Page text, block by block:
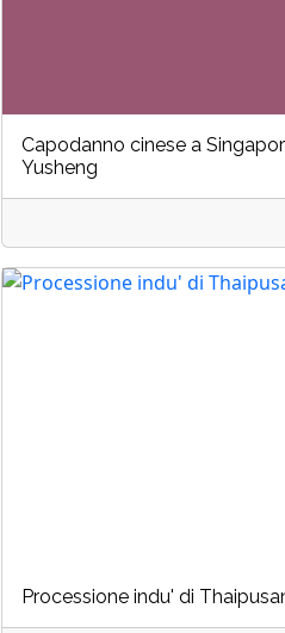
Capodanno cinese a
Yusheng
Processione indu' di